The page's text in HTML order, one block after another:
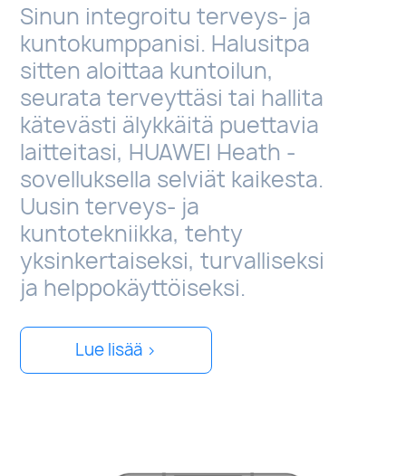
Sinun integroitu terveys- ja
kuntokumppanisi. Halusitpa
sitten aloittaa kuntoilun,
seurata terveyttäsi tai hallita
kätevästi älykkäitä puettavia
laitteitasi, HUAWEI Heath -
sovelluksella selviät kaikesta.
Uusin terveys- ja
kuntotekniikka, tehty
yksinkertaiseksi, turvalliseksi
ja helppokäyttöiseksi.
Lue lisää >